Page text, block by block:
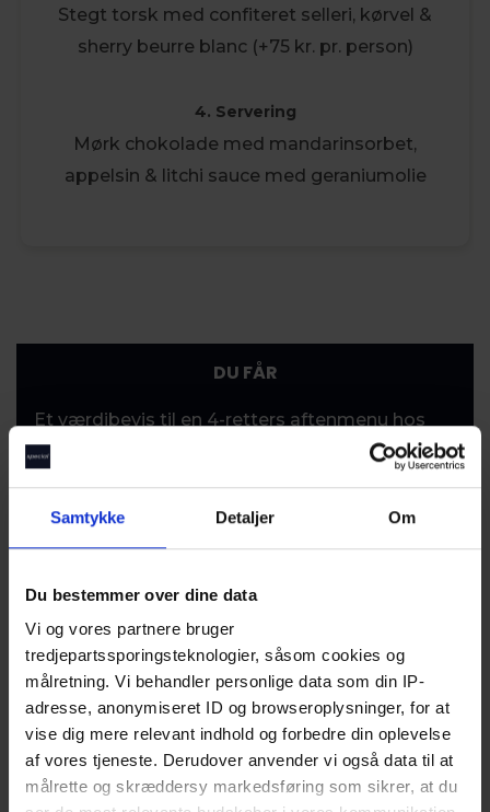
Samtykke Detaljer Om
Du bestemmer over dine data
Vi og vores partnere bruger
tredjepartssporingsteknologier, såsom cookies og
målretning. Vi behandler personlige data som din IP-
adresse, anonymiseret ID og browseroplysninger, for at
vise dig mere relevant indhold og forbedre din oplevelse
af vores tjeneste. Derudover anvender vi også data til at
målrette og skræddersy markedsføring som sikrer, at du
Stegt torsk med confiteret selleri, kørvel &
sherry beurre blanc (+75 kr. pr. person)
4. Servering
Mørk chokolade med mandarinsorbet,
appelsin & litchi sauce med geraniumolie
DU FÅR
Et værdibevis til en 4-retters aftenmenu hos
SILO CPH
VÆR OPMÆRKSOM PÅ
Kan bruges mandag-lørdag, kl. 17:30-luk
Køb dine værdibeviser her, book bord online
pårestaurantens hjemmesideog skriv
‘special aften’ i kommentarfeltet
Du kan være op til 8 personer og indløse
max 8 værdibeviser ved samme reservation